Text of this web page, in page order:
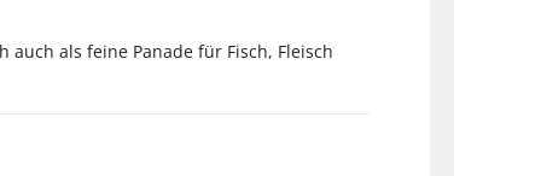
als feine Panade für Fisch, Fleisch